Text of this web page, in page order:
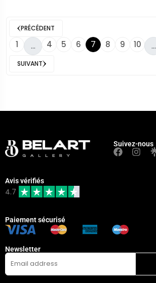
PRÉCÉDENT
1 ... 4 5 6 7 8 9 10 ...
SUIVANT
Suivez-nous
Avis vérifiés
4.7
Paiement sécurisé
Newsletter